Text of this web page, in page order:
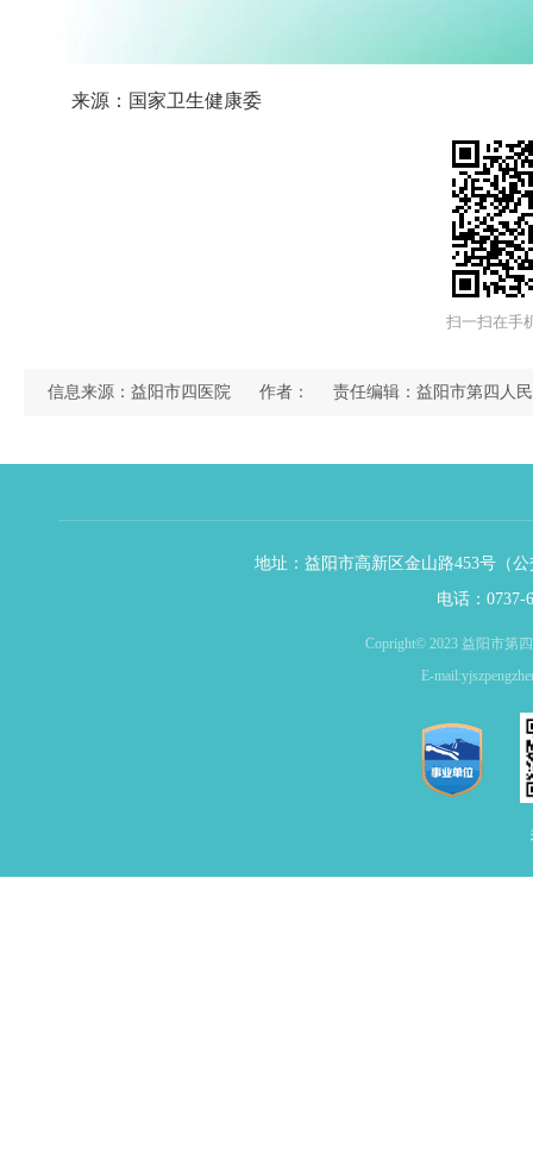
来源：国家卫生健康委
扫一扫在手
信息来源：益阳市四医院 作者： 责任编辑：益阳市第四人
地址：益阳市高新区金山路453号（
电话：0737-
Copright© 2023 益阳市第
E-